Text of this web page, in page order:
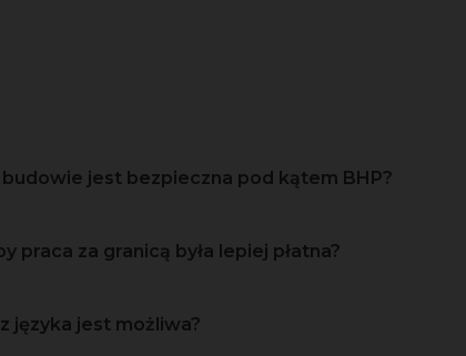
jest bezpieczna pod kątem BHP?
praca za granicą była lepiej płatna?
języka jest możliwa?